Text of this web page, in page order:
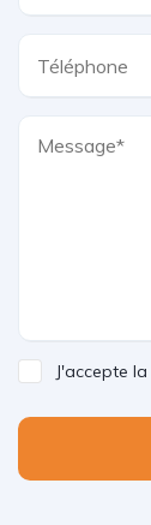
J'accepte la